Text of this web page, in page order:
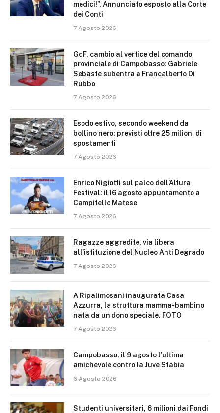
medici!”. Annunciato esposto alla Corte
dei Conti
7 Agosto 2026
GdF, cambio al vertice del comando
provinciale di Campobasso: Gabriele
Sebaste subentra a Francalberto Di
Rubbo
7 Agosto 2026
Esodo estivo, secondo weekend da
bollino nero: previsti oltre 25 milioni di
spostamenti
7 Agosto 2026
Enrico Nigiotti sul palco dell’Altura
Festival: il 16 agosto appuntamento a
Campitello Matese
7 Agosto 2026
Ragazze aggredite, via libera
all’istituzione del Nucleo Anti Degrado
7 Agosto 2026
A Ripalimosani inaugurata Casa
Azzurra, la struttura mamma-bambino
nata da un dono speciale. FOTO
7 Agosto 2026
Campobasso, il 9 agosto l’ultima
amichevole contro la Juve Stabia
6 Agosto 2026
Studenti universitari, 6 milioni dai Fondi